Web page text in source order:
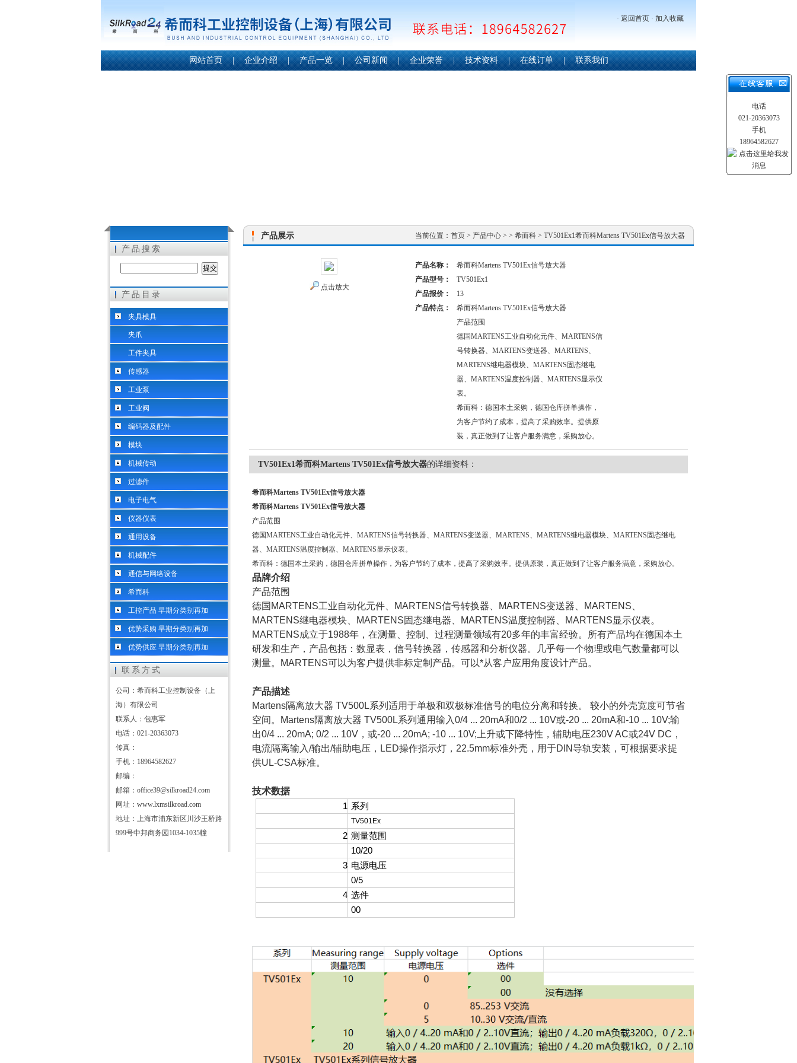
希而科工业控制设备（上海）有限公司
· 返回首页 · 加入收藏
网站首页 | 企业介绍 | 产品一览 | 公司新闻 | 企业荣誉 | 技术资料 | 在线订单 | 联系我们
产品搜索
产品目录
夹具模具
夹爪
工件夹具
传感器
工业泵
工业阀
编码器及配件
模块
机械传动
过滤件
电子电气
仪器仪表
通用设备
机械配件
通信与网络设备
希而科
工控产品 早期分类别再加
优势采购 早期分类别再加
优势供应 早期分类别再加
联系方式
公司：希而科工业控制设备（上
海）有限公司
联系人：包惠军
电话：021-20363073
传真：
手机：18964582627
邮编：
邮箱：office39@silkroad24.com
网址： www.lxmsilkroad.com
地址：上海市浦东新区川沙王桥路
999号中邦商务园1034-1035幢
产品展示 当前位置： 首页 > 产品中心 > > 希而科 > TV501Ex1希而科Martens TV501Ex信号放大器
点击放大
产品名称：
希而科Martens TV501Ex信号放大器
产品型号：
TV501Ex1
产品报价：
13
产品特点：
希而科Martens TV501Ex信号放大器
产品范围
德国MARTENS工业自动化元件、MARTENS信
号转换器、MARTENS变送器、MARTENS、
MARTENS继电器模块、MARTENS固态继电
器、MARTENS温度控制器、MARTENS显示仪
表。
希而科：德国本土采购，德国仓库拼单操作，
为客户节约了成本，提高了采购效率。提供原
装，真正做到了让客户服务满意，采购放心。
TV501Ex1希而科Martens TV501Ex信号放大器的详细资料：
希而科Martens TV501Ex信号放大器
希而科Martens TV501Ex信号放大器
产品范围
德国MARTENS工业自动化元件、MARTENS信号转换器、MARTENS变送器、MARTENS、MARTENS继电器模块、MARTENS固态继电
器、MARTENS温度控制器、MARTENS显示仪表。
希而科：德国本土采购，德国仓库拼单操作，为客户节约了成本，提高了采购效率。提供原装，真正做到了让客户服务满意，采购放心。
品牌介绍
产品范围
德国MARTENS工业自动化元件、MARTENS信号转换器、MARTENS变送器、MARTENS、
MARTENS继电器模块、MARTENS固态继电器、MARTENS温度控制器、MARTENS显示仪表。
MARTENS成立于1988年，在测量、控制、过程测量领域有20多年的丰富经验。所有产品均在德国本土
研发和生产，产品包括：数显表，信号转换器，传感器和分析仪器。几乎每一个物理或电气数量都可以
测量。MARTENS可以为客户提供非标定制产品。可以*从客户应用角度设计产品。
产品描述
Martens隔离放大器 TV500L系列适用于单极和双极标准信号的电位分离和转换。 较小的外壳宽度可节省
空间。Martens隔离放大器 TV500L系列通用输入0/4 ... 20mA和0/2 ... 10V或-20 ... 20mA和-10 ... 10V;输
出0/4 ... 20mA; 0/2 ... 10V，或-20 ... 20mA; -10 ... 10V;上升或下降特性，辅助电压230V AC或24V DC，
电流隔离输入/输出/辅助电压，LED操作指示灯，22.5mm标准外壳，用于DIN导轨安装，可根据要求提
供UL-CSA标准。
技术数据
1 系列
TV501Ex
2 测量范围
10/20
3 电源电压
0/5
4 选件
00
电话
021-20363073
手机
18964582627